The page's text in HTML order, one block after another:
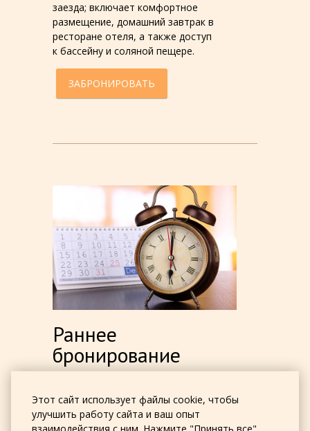
Этот сайт использует файлы cookie, чтобы
улучшить работу сайта и ваш опыт
взаимодействия с ним. Нажмите "Принять все",
заезда; включает комфортное
размещение, домашний завтрак в
ресторане отеля, а также доступ
к бассейну и соляной пещере.
ЗАБРОНИРОВАТЬ
Раннее
бронирование
скидка 10% при бронировании за
15 дней до заезда. Включает